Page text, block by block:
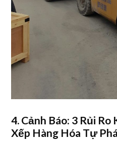
4. Cảnh Báo: 3 Rủi
Xếp Hàng Hóa Tự